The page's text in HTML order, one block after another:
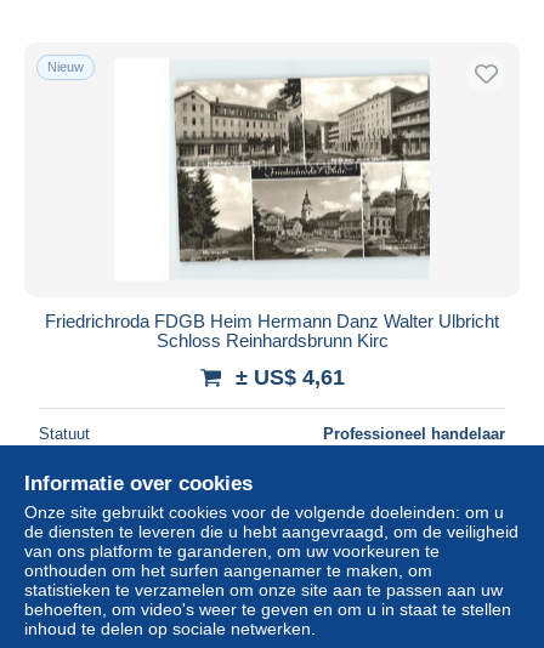
Nieuw
Friedrichroda FDGB Heim Hermann Danz Walter Ulbricht
Schloss Reinhardsbrunn Kirc
± US$ 4,61
Statuut Professioneel handelaar
Nieuw
Informatie over cookies
Onze site gebruikt cookies voor de volgende doeleinden: om u
de diensten te leveren die u hebt aangevraagd, om de veiligheid
van ons platform te garanderen, om uw voorkeuren te
onthouden om het surfen aangenamer te maken, om
statistieken te verzamelen om onze site aan te passen aan uw
behoeften, om video's weer te geven en om u in staat te stellen
inhoud te delen op sociale netwerken.